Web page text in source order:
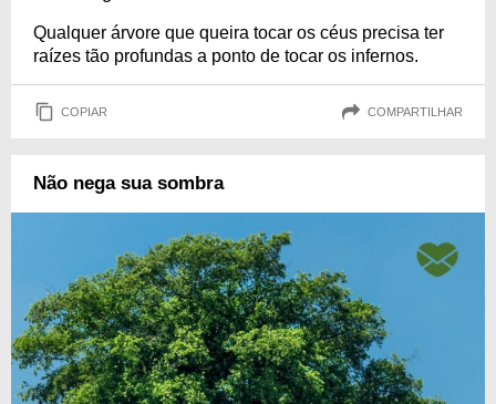
Qualquer árvore que queira tocar os céus precisa ter
raízes tão profundas a ponto de tocar os infernos.
COPIAR COMPARTILHAR
Não nega sua sombra